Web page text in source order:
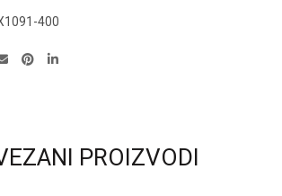
400
PROIZVODI